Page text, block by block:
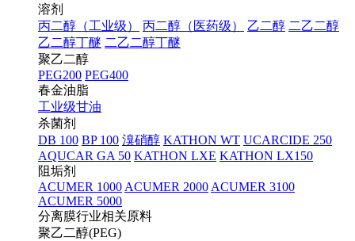
溶剂
丙二醇（工业级）
丙二醇（医药级） 乙二醇 二乙二醇
乙二醇丁醚 二乙二醇丁醚
聚乙二醇
PEG200 PEG400
春金油脂
工业级甘油
杀菌剂
DB 100 BP 100 溴硝醇 KATHON WT UCARCIDE 250
AQUCAR GA 50 KATHON LXE KATHON LX150
阻垢剂
ACUMER 1000 ACUMER 2000 ACUMER 3100
ACUMER 5000
分离膜行业相关原料
聚乙二醇(PEG)